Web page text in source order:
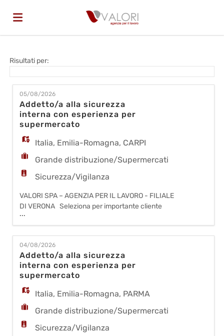
Offerte
di
lavoro
Carica
il
CV
Login
Lingua
EN
FR
IT
DE
Risultati per:
05/08/2026
Addetto/a alla sicurezza
interna con esperienza per
supermercato
Italia, Emilia-Romagna, CARPI
Grande distribuzione/Supermercati
Sicurezza/Vigilanza
VALORI SPA – AGENZIA PER IL LAVORO - FILIALE
DI VERONA Seleziona per importante cliente
della grande distribuzione organizzata, per il
punto vendita sito a CARPI la seguente figura:
ADDETTO/A ALLA VIGILANZA NON ARMATA FT
40h REQUISITI RICHIESTI: - Indispensabile
esperienza maturata nel ruolo. - Disponibilità
immediata. - Disponibilità
...
04/08/2026
Addetto/a alla sicurezza
interna con esperienza per
supermercato
Italia, Emilia-Romagna, PARMA
Grande distribuzione/Supermercati
Sicurezza/Vigilanza